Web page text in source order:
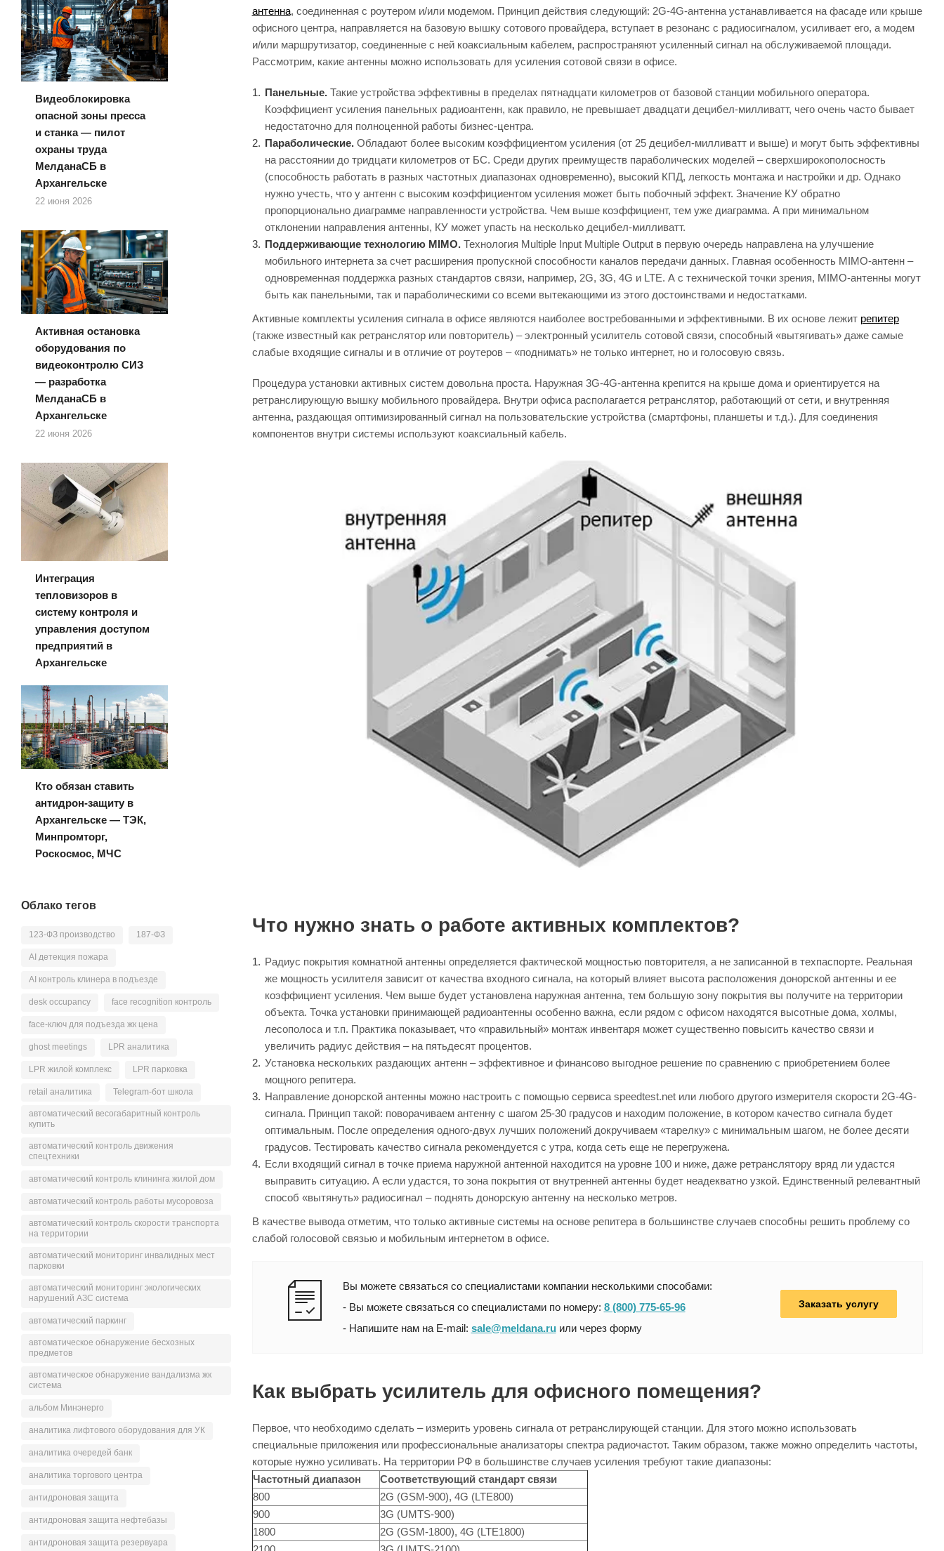
антенна, соединенная с роутером и/или модемом. Принцип действия следующий: 2G-4G-антенна устанавливается на фасаде или крыше
офисного центра, направляется на базовую вышку сотового провайдера, вступает в резонанс с радиосигналом, усиливает его, а модем
и/или маршрутизатор, соединенные с ней коаксиальным кабелем, распространяют усиленный сигнал на обслуживаемой площади.
Рассмотрим, какие антенны можно использовать для усиления сотовой связи в офисе.
Панельные.Такие устройства эффективны в пределах пятнадцати километров от базовой станции мобильного оператора.
Коэффициент усиления панельных радиоантенн, как правило, не превышает двадцати децибел-милливатт, чего очень часто бывает
недостаточно для полноценной работы бизнес-центра.
Параболические.Обладают более высоким коэффициентом усиления (от 25 децибел-милливатт и выше) и могут быть эффективны
на расстоянии до тридцати километров от БС. Среди других преимуществ параболических моделей – сверхширокополосность
(способность работать в разных частотных диапазонах одновременно), высокий КПД, легкость монтажа и настройки и др. Однако
нужно учесть, что у антенн с высоким коэффициентом усиления может быть побочный эффект. Значение КУ обратно
пропорционально диаграмме направленности устройства. Чем выше коэффициент, тем уже диаграмма. А при минимальном
отклонении направления антенны, КУ может упасть на несколько децибел-милливатт.
Поддерживающие технологию MIMO.Технология Multiple Input Multiple Output в первую очередь направлена на улучшение
мобильного интернета за счет расширения пропускной способности каналов передачи данных. Главная особенность MIMO-антенн –
одновременная поддержка разных стандартов связи, например, 2G, 3G, 4G и LTE. А с технической точки зрения, MIMO-антенны могут
быть как панельными, так и параболическими со всеми вытекающими из этого достоинствами и недостатками.
Активные комплекты усиления сигнала в офисе являются наиболее востребованными и эффективными. В их основе лежит репитер
(также известный как ретранслятор или повторитель) – электронный усилитель сотовой связи, способный «вытягивать» даже самые
слабые входящие сигналы и в отличие от роутеров – «поднимать» не только интернет, но и голосовую связь.
Процедура установки активных систем довольна проста. Наружная 3G-4G-антенна крепится на крыше дома и ориентируется на
ретранслирующую вышку мобильного провайдера. Внутри офиса располагается ретранслятор, работающий от сети, и внутренняя
антенна, раздающая оптимизированный сигнал на пользовательские устройства (смартфоны, планшеты и т.д.). Для соединения
компонентов внутри системы используют коаксиальный кабель.
Что нужно знать о работе активных комплектов?
Радиус покрытия комнатной антенны определяется фактической мощностью повторителя, а не записанной в техпаспорте. Реальная
же мощность усилителя зависит от качества входного сигнала, на который влияет высота расположения донорской антенны и ее
коэффициент усиления. Чем выше будет установлена наружная антенна, тем большую зону покрытия вы получите на территории
объекта. Точка установки принимающей радиоантенны особенно важна, если рядом с офисом находятся высотные дома, холмы,
лесополоса и т.п. Практика показывает, что «правильный» монтаж инвентаря может существенно повысить качество связи и
увеличить радиус действия – на пятьдесят процентов.
Установка нескольких раздающих антенн – эффективное и финансово выгодное решение по сравнению с приобретением более
мощного репитера.
Направление донорской антенны можно настроить с помощью сервиса speedtest.net или любого другого измерителя скорости 2G-4G-
сигнала. Принцип такой: поворачиваем антенну с шагом 25-30 градусов и находим положение, в котором качество сигнала будет
оптимальным. После определения одного-двух лучших положений докручиваем «тарелку» с минимальным шагом, не более десяти
градусов. Тестировать качество сигнала рекомендуется с утра, когда сеть еще не перегружена.
Если входящий сигнал в точке приема наружной антенной находится на уровне 100 и ниже, даже ретранслятору вряд ли удастся
выправить ситуацию. А если удастся, то зона покрытия от внутренней антенны будет неадекватно узкой. Единственный релевантный
способ «вытянуть» радиосигнал – поднять донорскую антенну на несколько метров.
В качестве вывода отметим, что только активные системы на основе репитера в большинстве случаев способны решить проблему со
слабой голосовой связью и мобильным интернетом в офисе.
Вы можете связаться со специалистами компании несколькими способами:
- Вы можете связаться со специалистами по номеру: 8 (800) 775-65-96
- Напишите нам на E-mail: sale@meldana.ruили через форму
Заказать услугу
Как выбрать усилитель для офисного помещения?
Первое, что необходимо сделать – измерить уровень сигнала от ретранслирующей станции. Для этого можно использовать
специальные приложения или профессиональные анализаторы спектра радиочастот. Таким образом, также можно определить частоты,
которые нужно усиливать. На территории РФ в большинстве случаев усиления требуют такие диапазоны:
Частотный диапазон
Соответствующий стандарт связи
800
2G (GSM-900), 4G (LTE800)
900
3G (UMTS-900)
1800
2G (GSM-1800), 4G (LTE1800)
Видеоблокировка
опасной зоны пресса
и станка — пилот
охраны труда
МелданаСБ в
Архангельске
22 июня 2026
Активная остановка
оборудования по
видеоконтролю СИЗ
— разработка
МелданаСБ в
Архангельске
22 июня 2026
Интеграция
тепловизоров в
систему контроля и
управления доступом
предприятий в
Архангельске
Кто обязан ставить
антидрон-защиту в
Архангельске — ТЭК,
Минпромторг,
Роскосмос, МЧС
Облако тегов
123-ФЗ производство 187-ФЗ
AI детекция пожара
AI контроль клинера в подъезде
desk occupancy face recognition контроль
face-ключ для подъезда жк цена
ghost meetings LPR аналитика
LPR жилой комплекс LPR парковка
retail аналитика Telegram-бот школа
автоматический весогабаритный контроль
купить
автоматический контроль движения
спецтехники
автоматический контроль клининга жилой дом
автоматический контроль работы мусоровоза
автоматический контроль скорости транспорта
на территории
автоматический мониторинг инвалидных мест
парковки
автоматический мониторинг экологических
нарушений АЗС система
автоматический паркинг
автоматическое обнаружение бесхозных
предметов
автоматическое обнаружение вандализма жк
система
альбом Минэнерго
аналитика лифтового оборудования для УК
аналитика очередей банк
аналитика торгового центра
антидроновая защита
антидроновая защита нефтебазы
антидроновая защита резервуара